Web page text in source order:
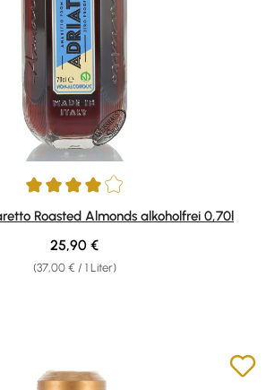
Bewertung von 4 von 5 Sternen
Roasted Almonds alkoholfrei 0,70l
(37,00 € / 1 Liter)
Regulärer Preis:
25,90 €